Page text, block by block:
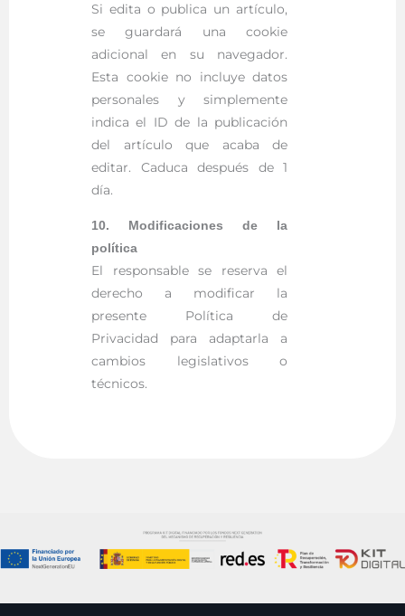
Si edita o publica un artículo,
se guardará una cookie
adicional en su navegador.
Esta cookie no incluye datos
personales y simplemente
indica el ID de la publicación
del artículo que acaba de
editar. Caduca después de 1
día.
10. Modificaciones de la
política
El responsable se reserva el
derecho a modificar la
presente Política de
Privacidad para adaptarla a
cambios legislativos o
técnicos.